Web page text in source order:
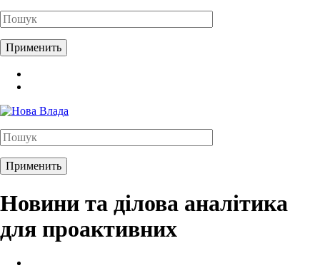
Новини та ділова аналітика
для проактивних